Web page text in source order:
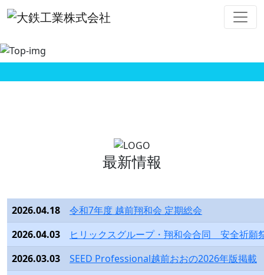
最新情報
2026.04.18
令和7年度 越前翔和会 定期総会
2026.04.03
ヒリックスグループ・翔和会合同 安全祈願
2026.03.03
SEED Professional越前おおの2026年版掲載